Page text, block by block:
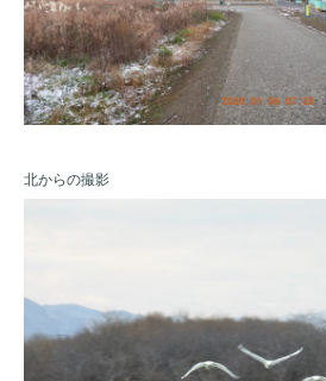
北からの撮影